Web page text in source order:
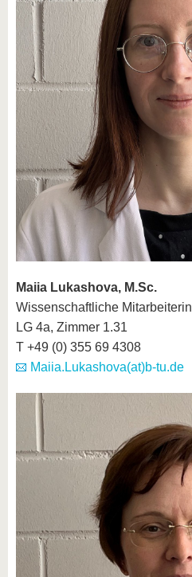
Maiia Lukashova, M.Sc.
Wissenschaftliche Mitarbeiterin
LG 4a, Zimmer 1.31
T +49 (0) 355 69 4308
Maiia.Lukashova(at)b-tu.de